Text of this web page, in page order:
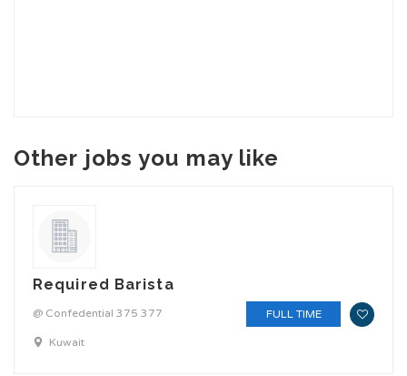
Other jobs you may like
Required Barista
@ Confedential 375 377
Kuwait
FULL TIME